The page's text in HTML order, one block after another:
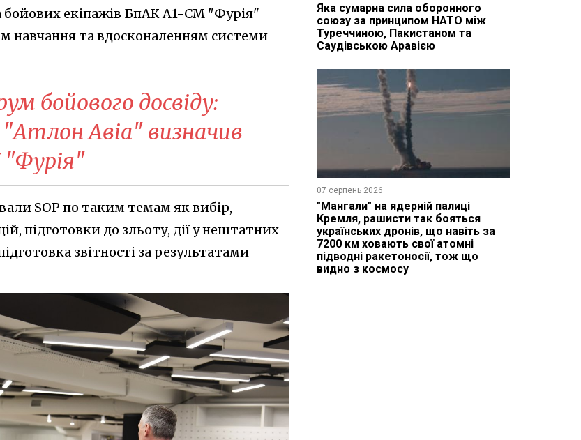
екіпажів БпАК А1-СМ "Фурія"
навчання та вдосконаленням системи
бойового досвіду:
Авіа" визначив
"Фурія"
SOP по таким темам як вибір,
підготовки до зльоту, дії у нештатних
звітності за результатами
Яка сумарна сила оборонного
союзу за принципом НАТО між
Туреччиною, Пакистаном та
Саудівською Аравією
07 серпень 2026
"Мангали" на ядерній палиці
Кремля, рашисти так бояться
українських дронів, що навіть за
7200 км ховають свої атомні
підводні ракетоносії, тож що
видно з космосу